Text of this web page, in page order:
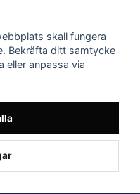
skall fungera
Bekräfta ditt samtycke
eller anpassa via